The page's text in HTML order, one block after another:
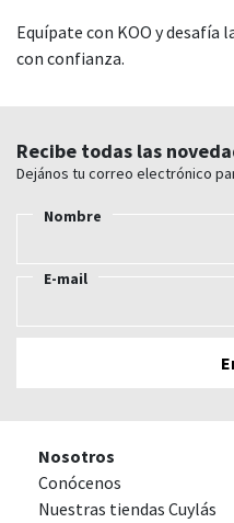
Equípate con KOO y desafía
con confianza.
Recibe todas las
Dejános tu correo electrónico
Nombre
E-mail
Nosotros
Conócenos
Nuestras tiendas Cuylás